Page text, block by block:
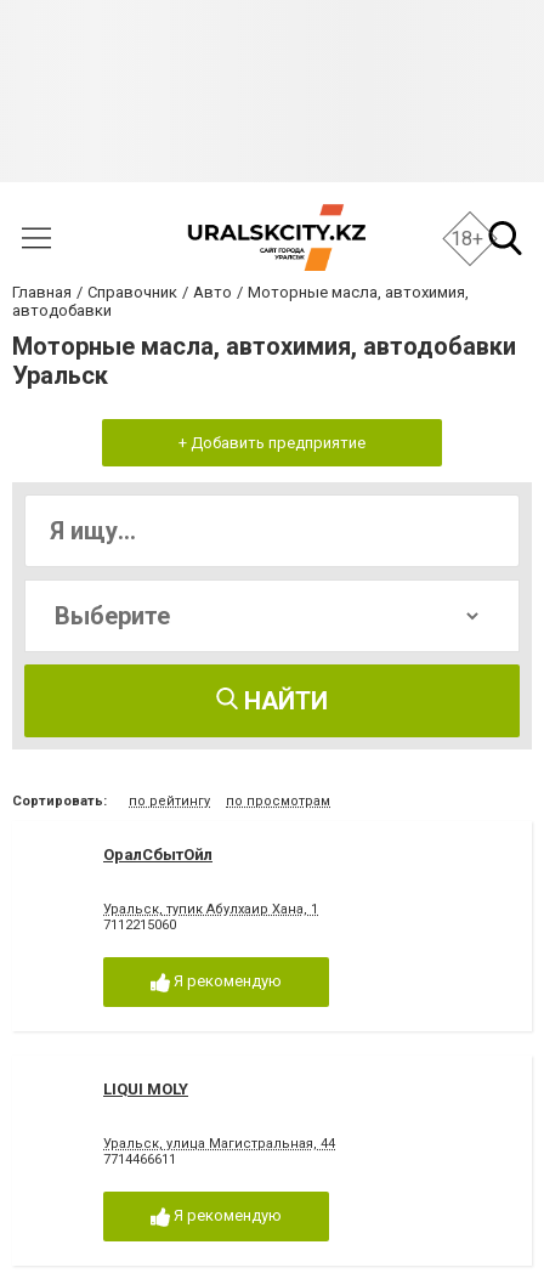
18+
Главная Справочник Авто
Моторные масла, автохимия,
автодобавки
Моторные масла, автохимия, автодобавки
Уральск
+ Добавить предприятие
НАЙТИ
Сортировать: по рейтингу по просмотрам
ОралСбытОйл
Уральск, тупик Абулхаир Хана, 1
7112215060
Я рекомендую
LIQUI MOLY
Уральск, улица Магистральная, 44
7714466611
Я рекомендую